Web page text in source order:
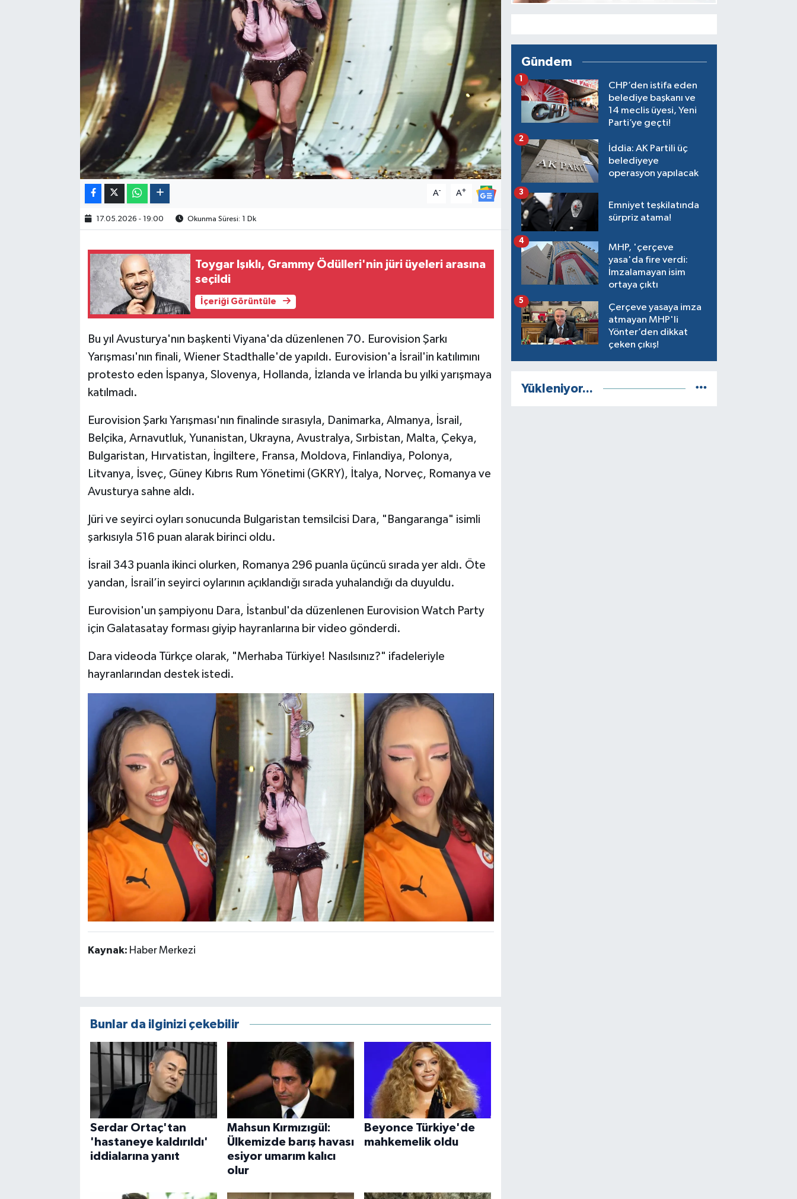
A- A+
17.05.2026 - 19:00 Okunma Süresi: 1 Dk
Toygar Işıklı, Grammy Ödülleri'nin jüri üyeleri arasına
seçildi
İçeriği Görüntüle
Bu yıl Avusturya'nın başkenti Viyana'da düzenlenen 70. Eurovision Şarkı
Yarışması'nın finali, Wiener Stadthalle'de yapıldı. Eurovision'a İsrail'in katılımını
protesto eden İspanya, Slovenya, Hollanda, İzlanda ve İrlanda bu yılki yarışmaya
katılmadı.
Eurovision Şarkı Yarışması'nın finalinde sırasıyla, Danimarka, Almanya, İsrail,
Belçika, Arnavutluk, Yunanistan, Ukrayna, Avustralya, Sırbistan, Malta, Çekya,
Bulgaristan, Hırvatistan, İngiltere, Fransa, Moldova, Finlandiya, Polonya,
Litvanya, İsveç, Güney Kıbrıs Rum Yönetimi (GKRY), İtalya, Norveç, Romanya ve
Avusturya sahne aldı.
Jüri ve seyirci oyları sonucunda Bulgaristan temsilcisi Dara, "Bangaranga" isimli
şarkısıyla 516 puan alarak birinci oldu.
İsrail 343 puanla ikinci olurken, Romanya 296 puanla üçüncü sırada yer aldı. Öte
yandan, İsrail’in seyirci oylarının açıklandığı sırada yuhalandığı da duyuldu.
Eurovision'un şampiyonu Dara, İstanbul'da düzenlenen Eurovision Watch Party
için Galatasatay forması giyip hayranlarına bir video gönderdi.
Dara videoda Türkçe olarak, "Merhaba Türkiye! Nasılsınız?" ifadeleriyle
hayranlarından destek istedi.
Kaynak: Haber Merkezi
Bunlar da ilginizi çekebilir
Serdar Ortaç'tan
'hastaneye kaldırıldı'
iddialarına yanıt
Mahsun Kırmızıgül:
Ülkemizde barış havası
esiyor umarım kalıcı
olur
Beyonce Türkiye'de
mahkemelik oldu
Gündem
CHP’den istifa eden
belediye başkanı ve
14 meclis üyesi, Yeni
Parti’ye geçti!
1
İddia: AK Partili üç
belediyeye
operasyon yapılacak
2
Emniyet teşkilatında
sürpriz atama!
3
MHP, 'çerçeve
yasa'da fire verdi:
İmzalamayan isim
ortaya çıktı
4
Çerçeve yasaya imza
atmayan MHP'li
Yönter’den dikkat
çeken çıkış!
5
Yükleniyor...
Çalışma Hayatı
2024 Seçim Sonuçları